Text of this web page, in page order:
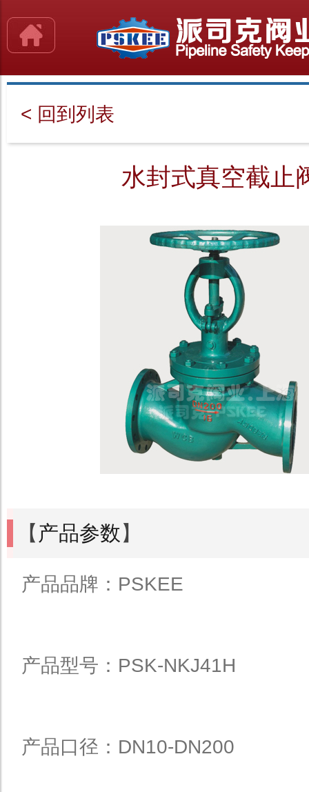
< 回到列表
水封式真空截止
【 产品参数 】
产品品牌：PSKEE
产品型号：PSK-NKJ41H
产品口径：DN10-DN200